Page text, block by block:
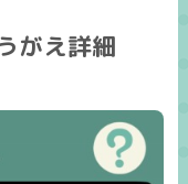
がえ詳細